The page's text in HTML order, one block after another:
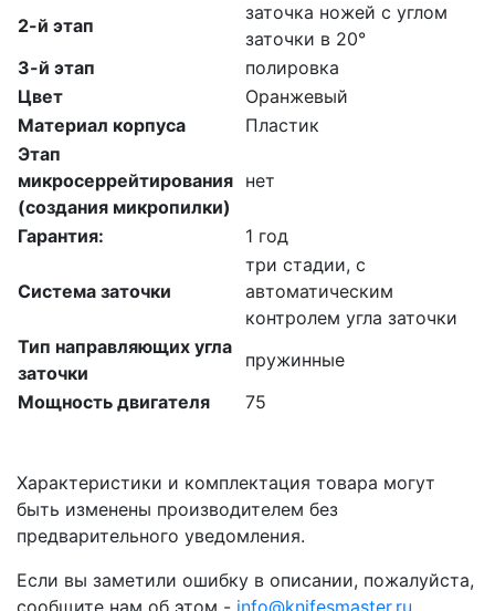
2-й этап
заточка ножей с углом
заточки в 20°
3-й этап
полировка
Цвет
Оранжевый
Материал корпуса
Пластик
Этап
микросеррейтирования
(создания микропилки)
нет
Гарантия: 1 год
Система заточки
три стадии, с
автоматическим
контролем угла заточки
Тип направляющих угла
заточки
пружинные
Мощность двигателя
75
Характеристики и комплектация товара могут
быть изменены производителем без
предварительного уведомления.
Если вы заметили ошибку в описании, пожалуйста,